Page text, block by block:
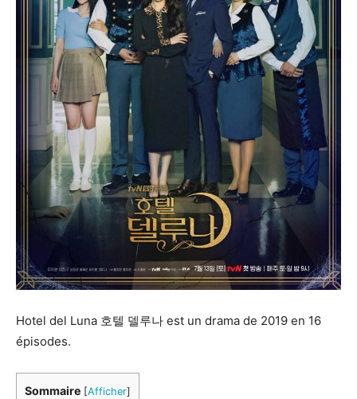
Hotel del Luna 호텔 델루나 est un drama de 2019 en 16
épisodes.
Sommaire [Afficher]